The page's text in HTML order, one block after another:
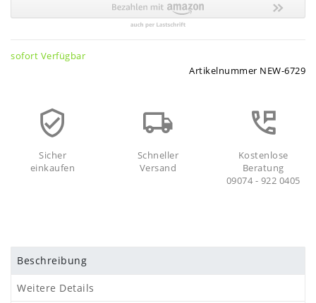
sofort Verfügbar
Artikelnummer NEW-6729
Sicher
einkaufen
Schneller
Versand
Kostenlose
Beratung
09074 - 922 0405
Beschreibung
Weitere Details